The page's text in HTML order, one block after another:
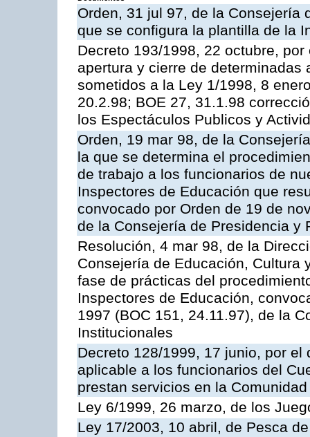
Orden, 31 jul 97, de la Consejería
que se configura la plantilla de la
Decreto 193/1998, 22 octubre,
apertura y cierre de
sometidos a la Ley 1/1998, 8
20.2.98; BOE 27, 31.1.98
los Espectáculos Publicos y
Orden, 19 mar 98, de la
la que se determina el
de trabajo a los funcionarios de
Inspectores de Educación que
convocado por Orden de 19 de
de la Consejería de Presidencia y
Resolución, 4 mar 98, de la
Consejería de Educación, Cultura
fase de prácticas del
Inspectores de Educación,
1997 (BOC 151, 24.11.97), de la
Institucionales
Decreto 128/1999, 17 junio, por
aplicable a los funcionarios del
prestan servicios en la
Ley 6/1999, 26 marzo, de los
Ley 17/2003, 10 abril, de Pesca